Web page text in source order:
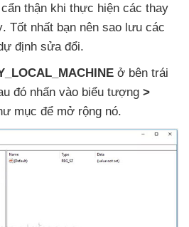
thận khi thực hiện các thay
. Tốt nhất bạn nên sao lưu các
định sửa đổi.
ở bên trái
đó nhấn vào biểu tượng >
mục để mở rộng nó.